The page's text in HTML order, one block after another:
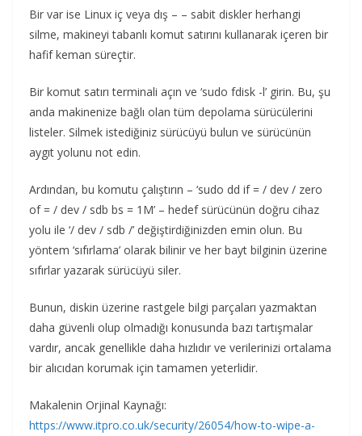
Bir var ise Linux iç veya dış – – sabit diskler herhangi
silme, makineyi tabanlı komut satırını kullanarak içeren bir
hafif keman süreçtir.
Bir komut satırı terminali açın ve ‘sudo fdisk -l’ girin. Bu, şu
anda makinenize bağlı olan tüm depolama sürücülerini
listeler. Silmek istediğiniz sürücüyü bulun ve sürücünün
aygıt yolunu not edin.
Ardından, bu komutu çalıştırın – ‘sudo dd if = / dev / zero
of = / dev / sdb bs = 1M’ – hedef sürücünün doğru cihaz
yolu ile ‘/ dev / sdb /’ değiştirdiğinizden emin olun. Bu
yöntem ‘sıfırlama’ olarak bilinir ve her bayt bilginin üzerine
sıfırlar yazarak sürücüyü siler.
Bunun, diskin üzerine rastgele bilgi parçaları yazmaktan
daha güvenli olup olmadığı konusunda bazı tartışmalar
vardır, ancak genellikle daha hızlıdır ve verilerinizi ortalama
bir alıcıdan korumak için tamamen yeterlidir.
Makalenin Orjinal Kaynağı:
https://www.itpro.co.uk/security/26054/how-to-wipe-a-